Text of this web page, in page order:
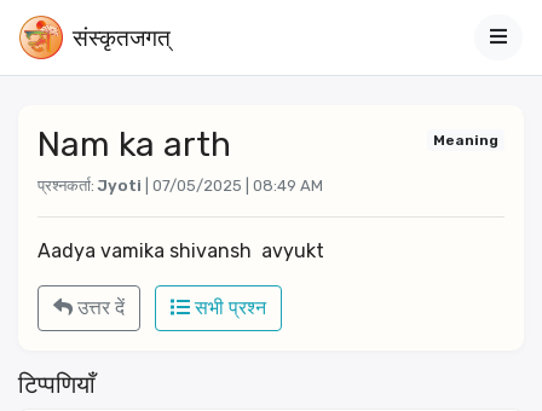
संस्‍कृतजगत्
Nam ka arth
प्रश्नकर्ता:Jyoti | 07/05/2025 | 08:49 AM
Meaning
Aadya vamika shivansh  avyukt
उत्तर दें सभी प्रश्न
टिप्पणियाँ